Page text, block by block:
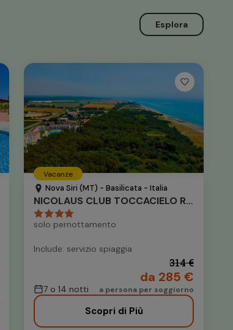
Esplora
Vacanze
Nova Siri (MT) - Basilicata - Italia
NICOLAUS CLUB TOCCACIELO RESIDENCE
solo pernottamento
Include: servizio spiaggia
7 o 14 notti
314 €
da 285 €
a persona per soggiorno
Scopri di Più